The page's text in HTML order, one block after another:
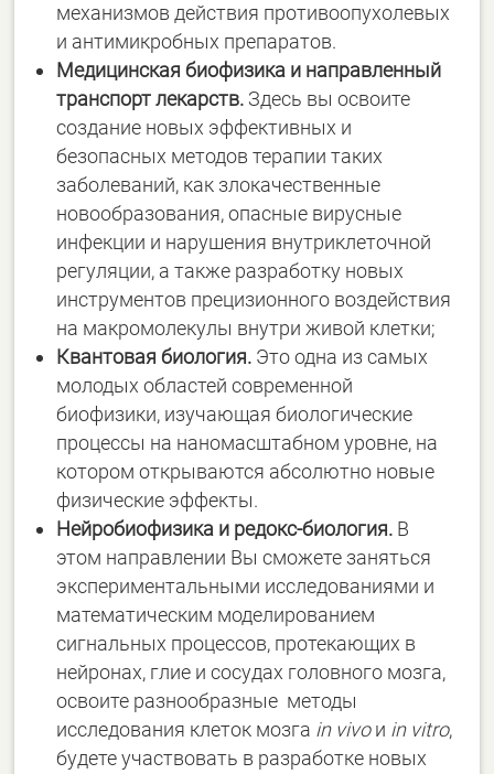
механизмов действия противоопухолевых
и антимикробных препаратов.
Медицинская биофизика и направленный
транспорт лекарств. Здесь вы освоите
создание новых эффективных и
безопасных методов терапии таких
заболеваний, как злокачественные
новообразования, опасные вирусные
инфекции и нарушения внутриклеточной
регуляции, а также разработку новых
инструментов прецизионного воздействия
на макромолекулы внутри живой клетки;
Квантовая биология. Это одна из самых
молодых областей современной
биофизики, изучающая биологические
процессы на наномасштабном уровне, на
котором открываются абсолютно новые
физические эффекты.
Нейробиофизика и редокс-биология. В
этом направлении Вы сможете заняться
экспериментальными исследованиями и
математическим моделированием
сигнальных процессов, протекающих в
нейронах, глие и сосудах головного мозга,
освоите разнообразные методы
исследования клеток мозга in vivoи in vitro,
будете участвовать в разработке новых